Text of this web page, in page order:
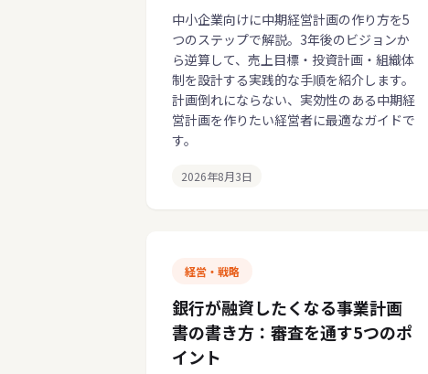
中小企業向けに中期経営計画の作り方を5
つのステップで解説。3年後のビジョンか
ら逆算して、売上目標・投資計画・組織体
制を設計する実践的な手順を紹介します。
計画倒れにならない、実効性のある中期経
営計画を作りたい経営者に最適なガイドで
す。
2026年8月3日
経営・戦略
銀行が融資したくなる事業計画
書の書き方：審査を通す5つのポ
イント